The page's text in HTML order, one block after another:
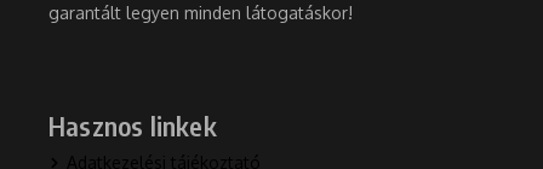
garantált legyen minden látogatáskor!
Hasznos linkek
Adatkezelési tájékoztató